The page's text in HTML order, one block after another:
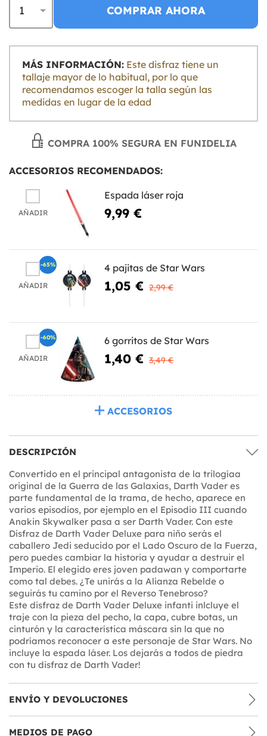
COMPRAR AHORA
MÁS INFORMACIÓN:
tallaje mayor de lo habitual, por lo que
recomendamos escoger la talla según las
medidas en lugar de la edad
COMPRA 100% SEGURA EN FUNIDELIA
ACCESORIOS RECOMENDADOS:
AÑADIR
Espada láser roja
9,99 €
AÑADIR
4 pajitas de Star Wars
1,05 € 2,99 €
-65%
AÑADIR
6 gorritos de Star Wars
1,40 € 3,49 €
-60%
ACCESORIOS
DESCRIPCIÓN
Convertido en el principal antagonista de la trilogíaa
original de la Guerra de las Galaxias, Darth Vader es
parte fundamental de la trama, de hecho, aparece en
varios episodios, por ejemplo en el Episodio III cuando
Anakin Skywalker pasa a ser Darth Vader. Con este
Disfraz de Darth Vader Deluxe para niño serás el
caballero Jedi seducido por el Lado Oscuro de la Fuerza,
pero puedes cambiar la historia y ayudar a destruir el
Imperio. El elegido eres joven padawan y comportarte
como tal debes. ¿Te unirás a la Alianza Rebelde o
seguirás tu camino por el Reverso Tenebroso?
Este disfraz de Darth Vader Deluxe infanti inlcluye el
traje con la pieza del pecho, la capa, cubre botas, un
cinturón y la característica máscara sin la que no
podríamos reconocer a este personaje de Star Wars. No
incluye la espada láser. Los dejarás a todos de piedra
con tu disfraz de Darth Vader!
ENVÍO Y DEVOLUCIONES
MEDIOS DE PAGO